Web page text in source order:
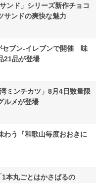
ンド」シリーズ新作チョコ
サンドの爽快な魅力
セブン-イレブンで開催 味
21品が登場
ミンチカツ」8月4日数量限
ルメが登場
わう『和歌山毎度おおきに
本丸ごとはかさばるの